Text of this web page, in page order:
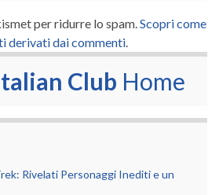
per ridurre lo spam. Scopri come
derivati dai commenti
Club Home
Rivelati Personaggi Inediti e un